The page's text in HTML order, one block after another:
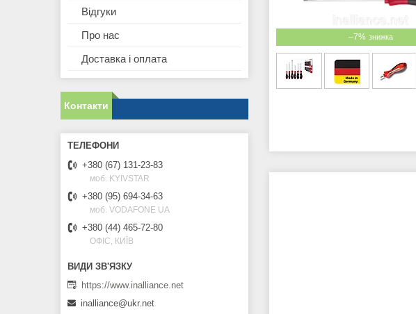
–7%
Відгуки
Про нас
Доставка і оплата
Контакти
+380 (67) 131-23-83
моб. KYIVSTAR
+380 (95) 694-34-63
моб. VODAFONE UA
+380 (44) 465-72-80
ОФІС, КИЇВ
https://www.inalliance.net
inalliance@ukr.net